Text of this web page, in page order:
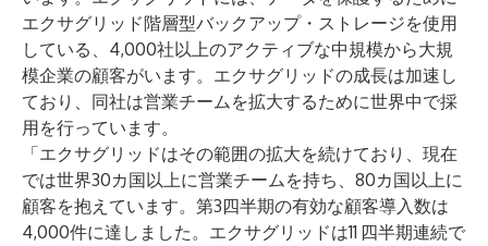
エクサグリッド階層型バックアップ・ストレージを使用
している、4,000社以上のアクティブな中規模から大規
模企業の顧客がいます。エクサグリッドの成長は加速し
ており、同社は営業チームを拡大するために世界中で採
用を行っています。
「エクサグリッドはその範囲の拡大を続けており、現在
では世界30カ国以上に営業チームを持ち、80カ国以上に
顧客を抱えています。第3四半期の有効な顧客導入数は
4,000件に達しました。エクサグリッドは11 四半期連続で